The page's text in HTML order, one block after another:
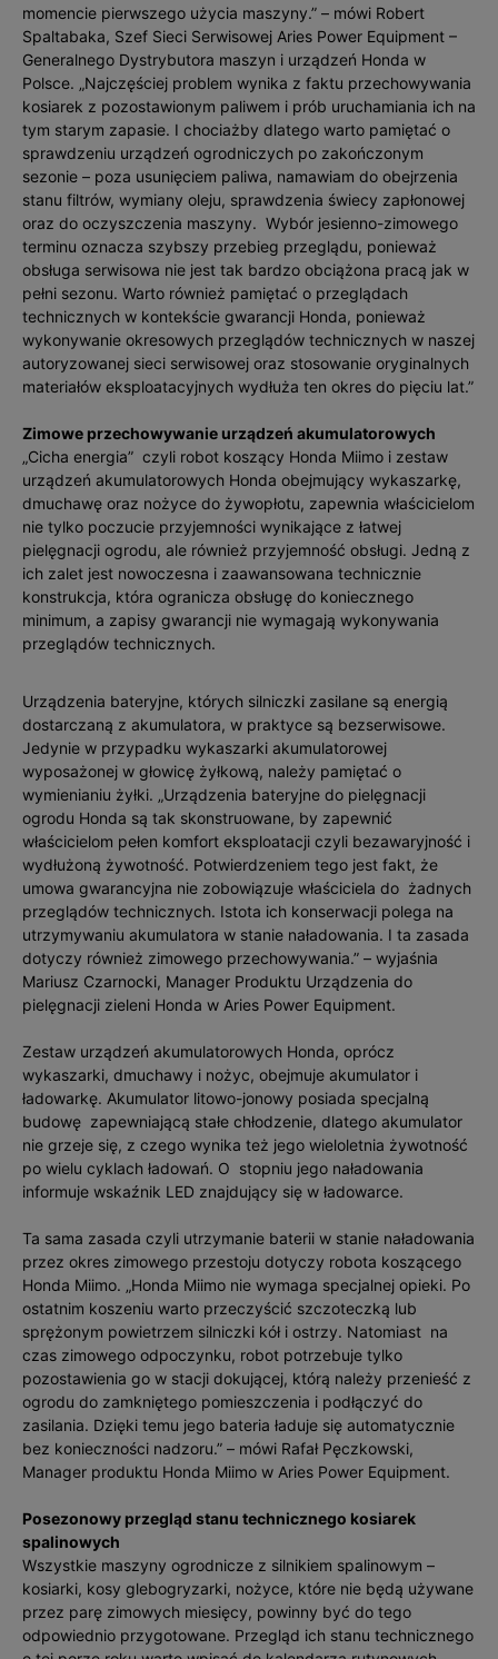
momencie pierwszego użycia maszyny.” – mówi Robert
Spaltabaka, Szef Sieci Serwisowej Aries Power Equipment –
Generalnego Dystrybutora maszyn i urządzeń Honda w
Polsce. „Najczęściej problem wynika z faktu przechowywania
kosiarek z pozostawionym paliwem i prób uruchamiania ich na
tym starym zapasie. I chociażby dlatego warto pamiętać o
sprawdzeniu urządzeń ogrodniczych po zakończonym
sezonie – poza usunięciem paliwa, namawiam do obejrzenia
stanu filtrów, wymiany oleju, sprawdzenia świecy zapłonowej
oraz do oczyszczenia maszyny. Wybór jesienno-zimowego
terminu oznacza szybszy przebieg przeglądu, ponieważ
obsługa serwisowa nie jest tak bardzo obciążona pracą jak w
pełni sezonu. Warto również pamiętać o przeglądach
technicznych w kontekście gwarancji Honda, ponieważ
wykonywanie okresowych przeglądów technicznych w naszej
autoryzowanej sieci serwisowej oraz stosowanie oryginalnych
materiałów eksploatacyjnych wydłuża ten okres do pięciu lat.”
Zimowe przechowywanie urządzeń akumulatorowych
„Cicha energia” czyli robot koszący Honda Miimo i zestaw
urządzeń akumulatorowych Honda obejmujący wykaszarkę,
dmuchawę oraz nożyce do żywopłotu, zapewnia właścicielom
nie tylko poczucie przyjemności wynikające z łatwej
pielęgnacji ogrodu, ale również przyjemność obsługi. Jedną z
ich zalet jest nowoczesna i zaawansowana technicznie
konstrukcja, która ogranicza obsługę do koniecznego
minimum, a zapisy gwarancji nie wymagają wykonywania
przeglądów technicznych.
Urządzenia bateryjne, których silniczki zasilane są energią
dostarczaną z akumulatora, w praktyce są bezserwisowe.
Jedynie w przypadku wykaszarki akumulatorowej
wyposażonej w głowicę żyłkową, należy pamiętać o
wymienianiu żyłki. „Urządzenia bateryjne do pielęgnacji
ogrodu Honda są tak skonstruowane, by zapewnić
właścicielom pełen komfort eksploatacji czyli bezawaryjność i
wydłużoną żywotność. Potwierdzeniem tego jest fakt, że
umowa gwarancyjna nie zobowiązuje właściciela do żadnych
przeglądów technicznych. Istota ich konserwacji polega na
utrzymywaniu akumulatora w stanie naładowania. I ta zasada
dotyczy również zimowego przechowywania.” – wyjaśnia
Mariusz Czarnocki, Manager Produktu Urządzenia do
pielęgnacji zieleni Honda w Aries Power Equipment.
Zestaw urządzeń akumulatorowych Honda, oprócz
wykaszarki, dmuchawy i nożyc, obejmuje akumulator i
ładowarkę. Akumulator litowo-jonowy posiada specjalną
budowę zapewniającą stałe chłodzenie, dlatego akumulator
nie grzeje się, z czego wynika też jego wieloletnia żywotność
po wielu cyklach ładowań. O stopniu jego naładowania
informuje wskaźnik LED znajdujący się w ładowarce.
Ta sama zasada czyli utrzymanie baterii w stanie naładowania
przez okres zimowego przestoju dotyczy robota koszącego
Honda Miimo. „Honda Miimo nie wymaga specjalnej opieki. Po
ostatnim koszeniu warto przeczyścić szczoteczką lub
sprężonym powietrzem silniczki kół i ostrzy. Natomiast na
czas zimowego odpoczynku, robot potrzebuje tylko
pozostawienia go w stacji dokującej, którą należy przenieść z
ogrodu do zamkniętego pomieszczenia i podłączyć do
zasilania. Dzięki temu jego bateria ładuje się automatycznie
bez konieczności nadzoru.” – mówi Rafał Pęczkowski,
Manager produktu Honda Miimo w Aries Power Equipment.
Posezonowy przegląd stanu technicznego kosiarek
spalinowych
Wszystkie maszyny ogrodnicze z silnikiem spalinowym –
kosiarki, kosy glebogryzarki, nożyce, które nie będą używane
przez parę zimowych miesięcy, powinny być do tego
odpowiednio przygotowane. Przegląd ich stanu technicznego